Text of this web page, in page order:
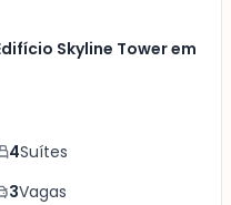
Skyline Tower em
4Suítes
3Vagas